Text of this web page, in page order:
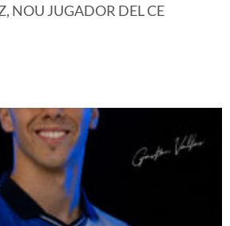
NOU JUGADOR DEL CE